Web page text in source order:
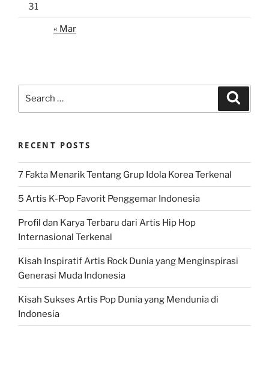
31
« Mar
RECENT POSTS
7 Fakta Menarik Tentang Grup Idola Korea Terkenal
5 Artis K-Pop Favorit Penggemar Indonesia
Profil dan Karya Terbaru dari Artis Hip Hop
Internasional Terkenal
Kisah Inspiratif Artis Rock Dunia yang Menginspirasi
Generasi Muda Indonesia
Kisah Sukses Artis Pop Dunia yang Mendunia di
Indonesia